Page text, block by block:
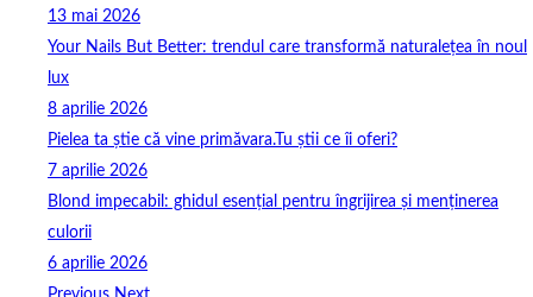
13 mai 2026
Your Nails But Better: trendul care transformă naturalețea în noul
lux
8 aprilie 2026
Pielea ta știe că vine primăvara.Tu știi ce îi oferi?
7 aprilie 2026
Blond impecabil: ghidul esențial pentru îngrijirea și menținerea
culorii
6 aprilie 2026